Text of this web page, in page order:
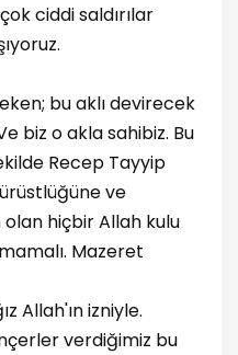
ciddi saldırılar
bu aklı devirecek
biz o akla sahibiz. Bu
Recep Tayyip
ve
hiçbir Allah kulu
Mazeret
Allah'ın izniyle.
verdiğimiz bu